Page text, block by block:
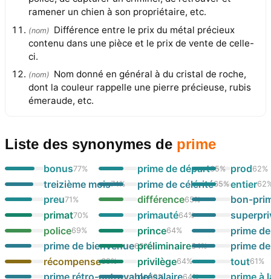
ramener un chien à son propriétaire, etc.
(nom) Différence entre le prix du métal précieux
contenu dans une pièce et le prix de vente de celle-
ci.
(nom) Nom donné en général à du cristal de roche,
dont la couleur rappelle une pierre précieuse, rubis
émeraude, etc.
Liste des synonymes de prime
bonus77%
treizième mois74%
preu71 %
primat70%
police69%
prime de bienvenue69%
récompense69%
69%
prime de départ65%
prime de célérité65%
différence65%
primauté64%
prince64%
préliminaire64%
privilège64%
64%
prod62%
entier62
bon-
prime
prime
tout61 %